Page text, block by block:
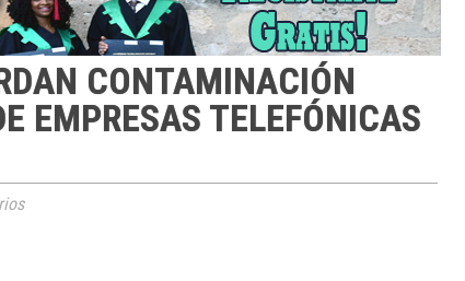
CONTAMINACIÓN
EMPRESAS TELEFÓNICAS